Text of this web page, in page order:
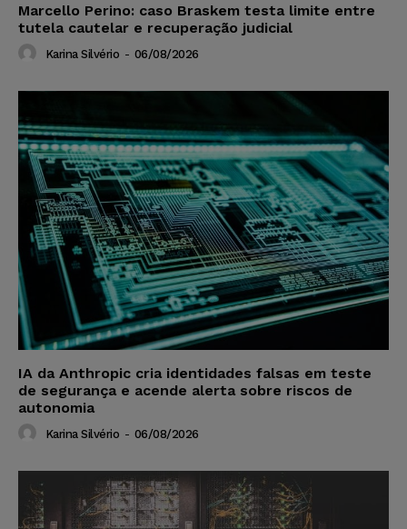
Marcello Perino: caso Braskem testa limite entre
tutela cautelar e recuperação judicial
Karina Silvério - 06/08/2026
IA da Anthropic cria identidades falsas em teste
de segurança e acende alerta sobre riscos de
autonomia
Karina Silvério - 06/08/2026